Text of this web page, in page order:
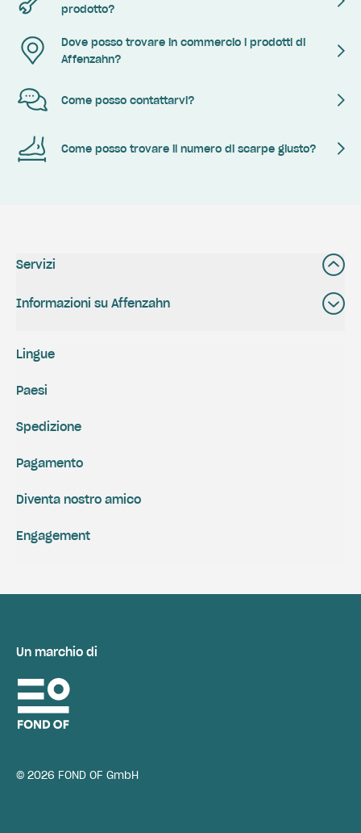
prodotto?
Dove posso trovare in commercio i prodotti di
Affenzahn?
Come posso contattarvi?
Come posso trovare il numero di scarpe giusto?
Servizi
Informazioni su Affenzahn
Spedizione
Pagamento
Engagement
Diventa nostro amico
Lingue
Paesi
Un marchio di
© 2026 FOND OF GmbH